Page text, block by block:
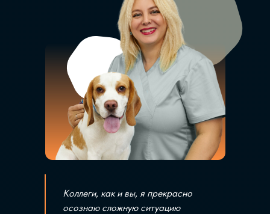
Коллеги, как и вы, я прекрасно
осознаю сложную ситуацию